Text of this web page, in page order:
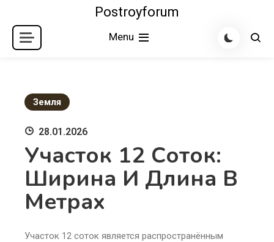
content
Postroyforum
Menu
Земля
28.01.2026
Участок 12 Соток:
Ширина И Длина В
Метрах
Участок 12 соток является распространённым